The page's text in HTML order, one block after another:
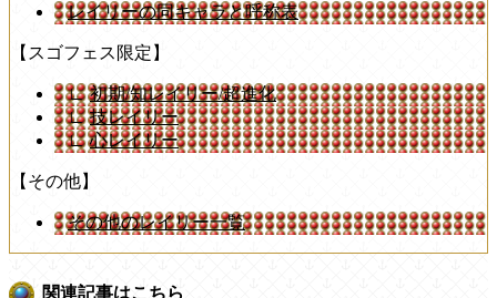
レイリーの同キャラと呼称表
【スゴフェス限定】
∟初期/知レイリー/超進化
∟技レイリー
∟心レイリー
【その他】
その他のレイリー一覧
関連記事はこちら